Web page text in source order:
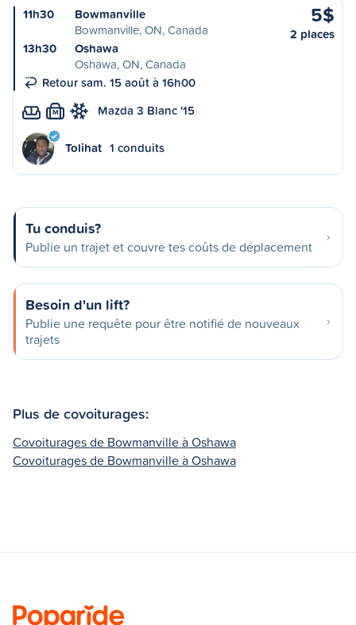
11h30
Bowmanville
Bowmanville, ON, Canada
13h30
Oshawa
Oshawa, ON, Canada
Retour sam. 15 août à 16h00
5$
2 places
M Mazda 3 Blanc '15
Tolihat 1 conduits
Tu conduis?
Publie un trajet et couvre tes coûts de déplacement
Besoin d'un lift?
Publie une requête pour être notifié de nouveaux
trajets
Plus de covoiturages:
Covoiturages de Bowmanville à Oshawa
Covoiturages de Bowmanville à Oshawa